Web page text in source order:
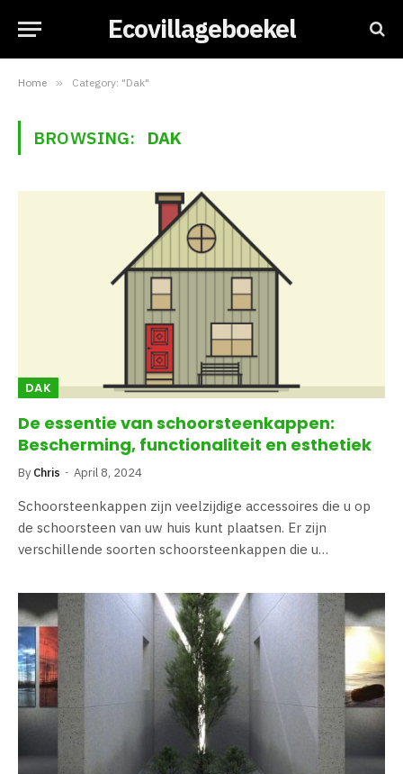
Ecovillageboekel
Home » Category: "Dak"
BROWSING: DAK
DAK
De essentie van schoorsteenkappen:
Bescherming, functionaliteit en esthetiek
By Chris April 8, 2024
Schoorsteenkappen zijn veelzijdige accessoires die u op
de schoorsteen van uw huis kunt plaatsen. Er zijn
verschillende soorten schoorsteenkappen die u…